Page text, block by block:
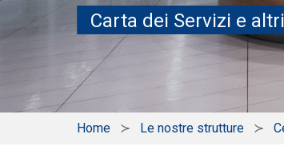
Carta dei Servizi e
Home Le nostre strutture